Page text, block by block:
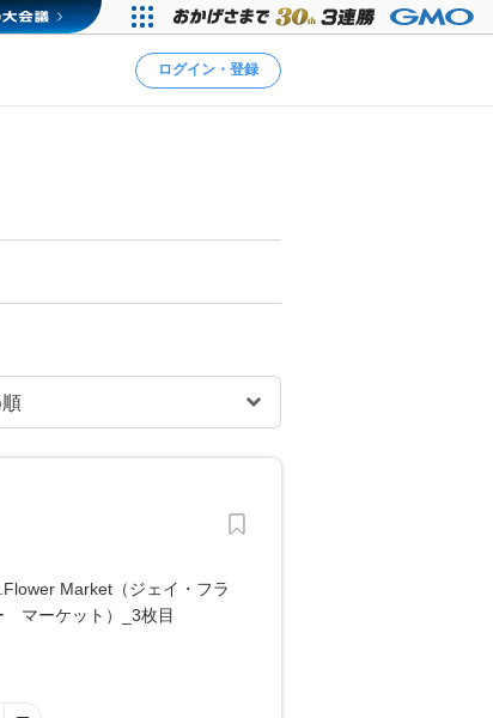
ログイン・登録